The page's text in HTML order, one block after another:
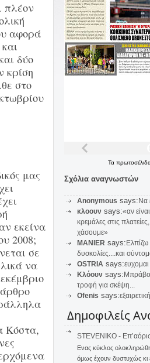
πλέον
αφορά
δύο
κρίση
στο
μας
εκείνα
2008;
σε
να
Κόστα,
Τα
Σχόλια αναγνωστών
Anonymous says: Να
κλοουν says:«αν
κρεμάλες στις
χάσουμε»
MANIER says: Ελπίζω
δυσκολίες....και
OSTRIA says:
Κλόουν says: Μπράβο
τροφή για σκέψη...
Ofenis says:
Δημοφιλείς
STEVENIKO -
Ενας κύκλος
όμως έχουν δυστυχώς κι